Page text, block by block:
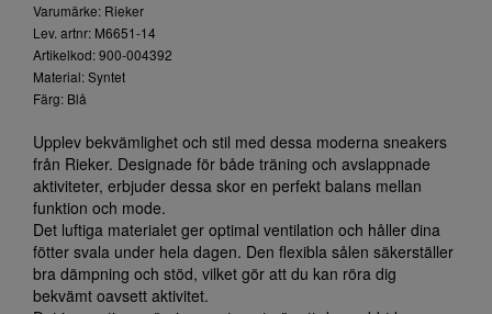
Varumärke: Rieker
Lev. artnr: M6651-14
Artikelkod: 900-004392
Material: Syntet
Färg: Blå
Upplev bekvämlighet och stil med dessa moderna sneakers
från Rieker. Designade för både träning och avslappnade
aktiviteter, erbjuder dessa skor en perfekt balans mellan
funktion och mode.
Det luftiga materialet ger optimal ventilation och håller dina
fötter svala under hela dagen. Den flexibla sålen säkerställer
bra dämpning och stöd, vilket gör att du kan röra dig
bekvämt oavsett aktivitet.